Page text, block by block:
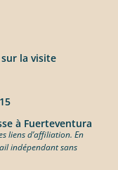
la visite
à Fuerteventura
liens d’affiliation. En
indépendant sans